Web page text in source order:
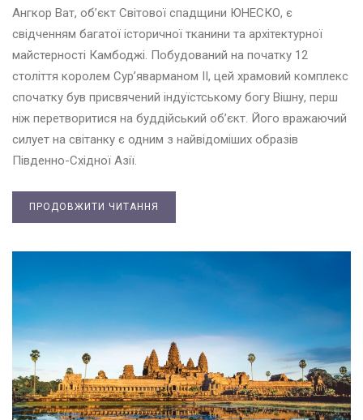
Ангкор Ват, об’єкт Світової спадщини ЮНЕСКО, є
свідченням багатої історичної тканини та архітектурної
майстерності Камбоджі. Побудований на початку 12
століття королем Сур’яварманом II, цей храмовий комплекс
спочатку був присвячений індуїстському богу Вішну, перш
ніж перетворитися на буддійський об’єкт. Його вражаючий
силует на світанку є одним з найвідоміших образів
Південно-Східної Азії.
ПРОДОВЖИТИ ЧИТАННЯ